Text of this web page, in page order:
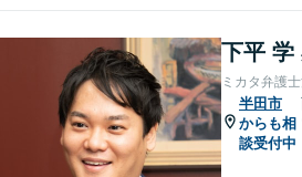
下平 学
ミカタ弁護
半田市
からも相
談受付中